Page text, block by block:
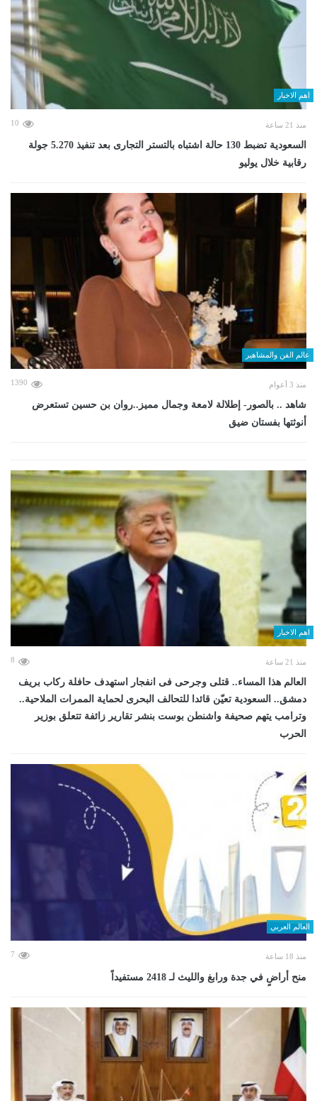
اهم الاخبار
منذ 21 ساعة 10
السعودية تضبط 130 حالة اشتباه بالتستر التجارى بعد تنفيذ 5.270 جولة
رقابية خلال يوليو
عالم الفن والمشاهير
منذ 3 أعوام 1390
شاهد .. بالصور- إطلالة لامعة وجمال مميز..روان بن حسين تستعرض
أنوثتها بفستان ضيق
اهم الاخبار
منذ 21 ساعة 8
العالم هذا المساء.. قتلى وجرحى فى انفجار استهدف حافلة ركاب بريف
دمشق.. السعودية تعيّن قائدا للتحالف البحرى لحماية الممرات الملاحية..
وترامب يتهم صحيفة واشنطن بوست بنشر تقارير زائفة تتعلق بوزير
الحرب
العالم العربي
منذ 18 ساعة 7
منح أراضٍ في جدة ورابغ والليث لـ 2418 مستفيداً